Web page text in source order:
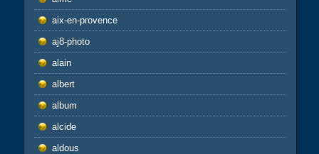
aix-en-provence
aj8-photo
alain
albert
album
alcide
aldous